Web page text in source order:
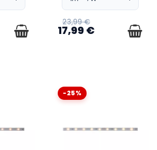
23,99 €
17,99 €
-25%